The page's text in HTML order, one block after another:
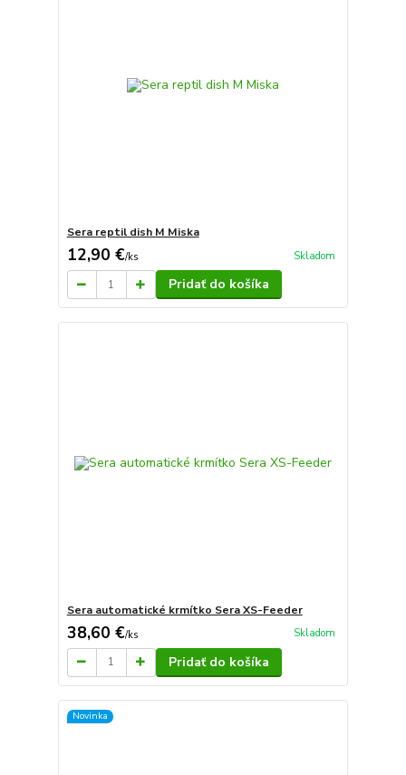
Sera reptil dish M Miska
12,90 €/ks Skladom
Pridať do košíka
Sera automatické krmítko Sera XS-Feeder
38,60 €/ks Skladom
Pridať do košíka
Novinka